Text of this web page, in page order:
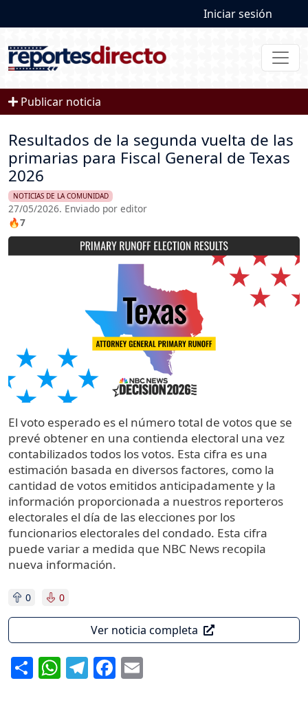
User
Iniciar sesión
Publicar noticia
Resultados de la segunda vuelta de las
primarias para Fiscal General de Texas
2026
NOTICIAS DE LA COMUNIDAD
27/05/2026. Enviado por editor
🔥7
Imagen
El voto esperado es el número total de votos que se
prevé obtener en una contienda electoral una vez
contabilizados todos los votos. Esta cifra es una
estimación basada en diversos factores, como la
cantidad de votos emitidos anticipadamente y la
información proporcionada a nuestros reporteros
electorales el día de las elecciones por los
funcionarios electorales del condado. Esta cifra
puede variar a medida que NBC News recopila
nueva información.
0 0
Ver noticia completa
ShareWhatsApp
Telegram
Facebook